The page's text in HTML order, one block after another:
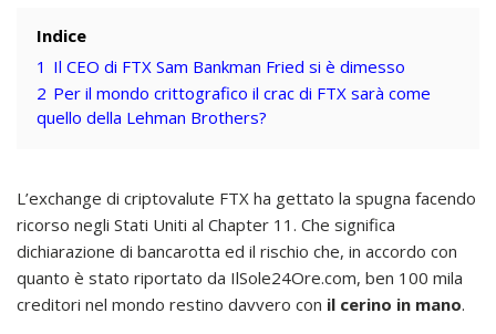
Indice
1 Il CEO di FTX Sam Bankman Fried si è dimesso
2 Per il mondo crittografico il crac di FTX sarà come
quello della Lehman Brothers?
L’exchange di criptovalute FTX ha gettato la spugna facendo
ricorso negli Stati Uniti al Chapter 11. Che significa
dichiarazione di bancarotta ed il rischio che, in accordo con
quanto è stato riportato da IlSole24Ore.com, ben 100 mila
creditori nel mondo restino davvero con il cerino in mano.